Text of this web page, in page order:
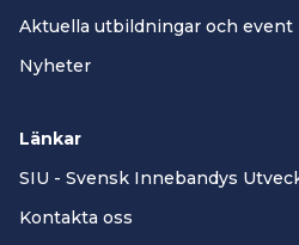
Aktuella utbildningar och event
Nyheter
Länkar
SIU - Svensk Innebandys
Kontakta oss